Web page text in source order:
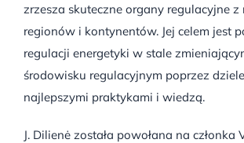
zrzesza skuteczne organy regulacyjne z
regionów i kontynentów. Jej celem jest
regulacji energetyki w stale
środowisku regulacyjnym poprzez
najlepszymi praktykami i wiedzą.
J. Dilienė została powołana na członka